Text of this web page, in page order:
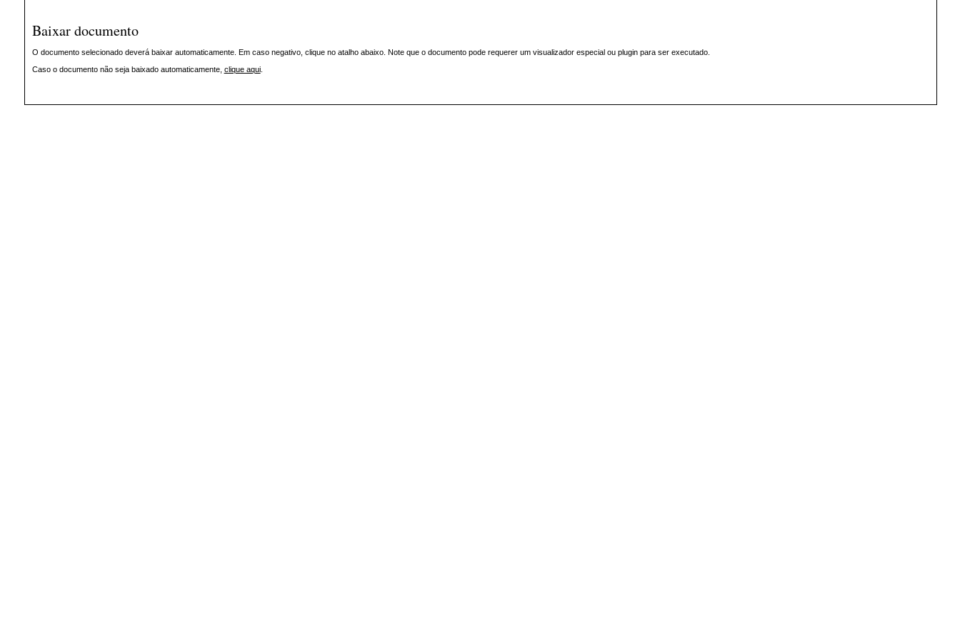
Baixar documento
O documento selecionado deverá baixar automaticamente. Em caso negativo, clique no atalho abaixo. Note que o documento pode requerer um visualizador especial ou plugin para ser executado.
Caso o documento não seja baixado automaticamente, clique aqui.